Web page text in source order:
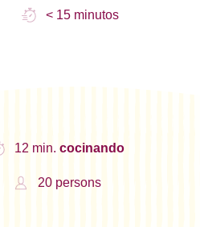
< 15 minutos
12 min. cocinando
20 persons